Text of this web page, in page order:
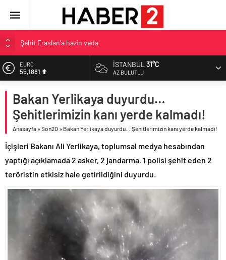
Şehit Eraslan’a hazin veda
Toprak Razgatlıoğlu Çekya’da ikinci oldu
Malatya’da Bakırcılar Çarşısı’na ilk kazma
İzmit Belediyesi’nden Tepeköy’de asfalt mesaisi
EURO
55,1881
6.660,55
BİST
13.779,39
47,7111
İSTANBUL31°C
AZ BULUTLU
Bakan Yerlikaya duyurdu…
Şehitlerimizin kanı yerde kalmadı!
Anasayfa »Son20 » Bakan Yerlikaya duyurdu… Şehitlerimizin kanı yerde kalmadı!
İçişleri Bakanı Ali Yerlikaya, toplumsal medya hesabından
yaptığı açıklamada 2 asker, 2 jandarma, 1 polisi şehit eden 2
teröristin etkisiz hale getirildiğini duyurdu.